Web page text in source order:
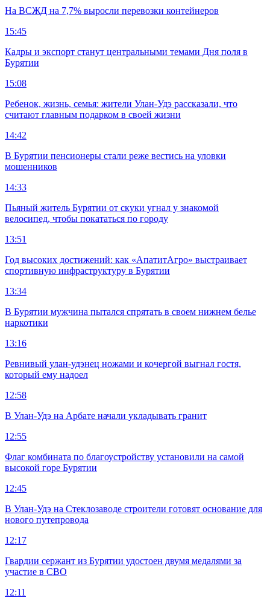
На ВСЖД на 7,7% выросли перевозки контейнеров
15:45
Кадры и экспорт станут центральными темами Дня поля в
Бурятии
15:08
Ребенок, жизнь, семья: жители Улан-Удэ рассказали, что
считают главным подарком в своей жизни
14:42
В Бурятии пенсионеры стали реже вестись на уловки
мошенников
14:33
Пьяный житель Бурятии от скуки угнал у знакомой
велосипед, чтобы покататься по городу
13:51
Год высоких достижений: как «АпатитАгро» выстраивает
спортивную инфраструктуру в Бурятии
13:34
В Бурятии мужчина пытался спрятать в своем нижнем белье
наркотики
13:16
Ревнивый улан-удэнец ножами и кочергой выгнал гостя,
который ему надоел
12:58
В Улан-Удэ на Арбате начали укладывать гранит
12:55
Флаг комбината по благоустройству установили на самой
высокой горе Бурятии
12:45
В Улан-Удэ на Стеклозаводе строители готовят основание для
нового путепровода
12:17
Гвардии сержант из Бурятии удостоен двумя медалями за
участие в СВО
12:11